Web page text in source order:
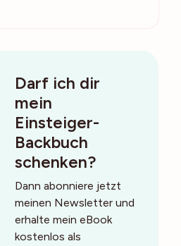
Darf ich dir
mein
Einsteiger-
Backbuch
schenken?
Dann abonniere jetzt
meinen Newsletter und
erhalte mein eBook
kostenlos als